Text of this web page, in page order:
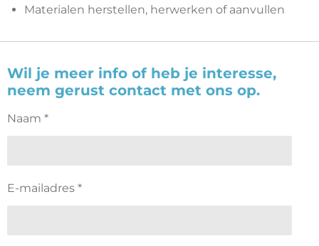
Materialen herstellen, herwerken of aanvullen
Wil je meer info of heb je interesse,
neem gerust contact met ons op.
Naam *
E-mailadres *